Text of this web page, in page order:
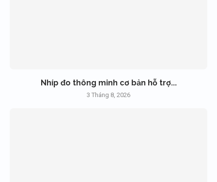
Nhíp đo thông minh cơ bản hỗ trợ...
3 Tháng 8, 2026